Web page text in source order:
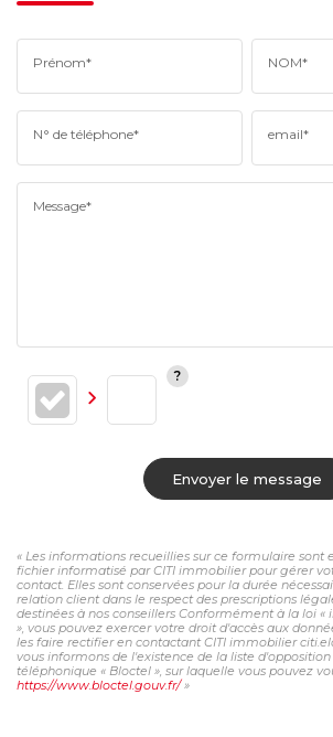
Prénom* NOM*
N° de téléphone* email*
Message*
Envoyer le message
« Les informations recueillies sur ce formulaire sont
fichier informatisé par CITI immobilier pour gérer
contact. Elles sont conservées pour la durée
relation client dans le respect des prescriptions
destinées à nos conseillers Conformément à la loi
», vous pouvez exercer votre droit d'accès aux
les faire rectifier en contactant CITI immobilier
vous informons de l'existence de la liste
téléphonique « Bloctel », sur laquelle vous pouvez
https://www.bloctel.gouv.fr/»